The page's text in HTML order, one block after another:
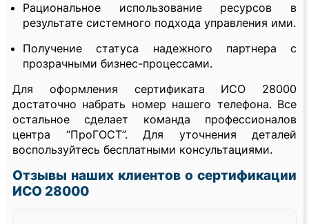
Рациональное использование ресурсов в
результате системного подхода управления ими.
Получение статуса надежного партнера с
прозрачными бизнес-процессами.
Для оформления сертификата ИСО 28000
достаточно набрать номер нашего телефона. Все
остальное сделает команда профессионалов
центра “ПроГОСТ”. Для уточнения деталей
воспользуйтесь бесплатными консультациями.
Отзывы наших клиентов о сертификации
ИСО 28000